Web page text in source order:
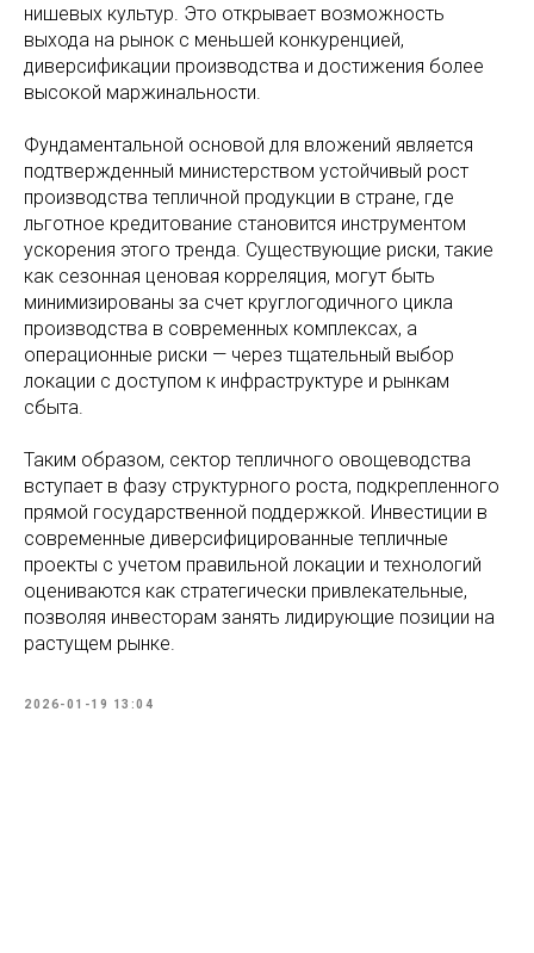
нишевых культур. Это открывает возможность
выхода на рынок с меньшей конкуренцией,
диверсификации производства и достижения более
высокой маржинальности.
Фундаментальной основой для вложений является
подтвержденный министерством устойчивый рост
производства тепличной продукции в стране, где
льготное кредитование становится инструментом
ускорения этого тренда. Существующие риски, такие
как сезонная ценовая корреляция, могут быть
минимизированы за счет круглогодичного цикла
производства в современных комплексах, а
операционные риски — через тщательный выбор
локации с доступом к инфраструктуре и рынкам
сбыта.
Таким образом, сектор тепличного овощеводства
вступает в фазу структурного роста, подкрепленного
прямой государственной поддержкой. Инвестиции в
современные диверсифицированные тепличные
проекты с учетом правильной локации и технологий
оцениваются как стратегически привлекательные,
позволяя инвесторам занять лидирующие позиции на
растущем рынке.
2026-01-19 13:04